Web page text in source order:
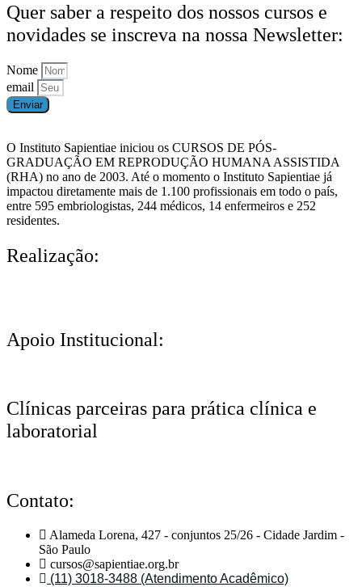
Quer saber a respeito dos nossos cursos e
novidades se inscreva na nossa Newsletter:
Nome
email
Enviar
O Instituto Sapientiae iniciou os CURSOS DE PÓS-
GRADUAÇÃO EM REPRODUÇÃO HUMANA ASSISTIDA
(RHA) no ano de 2003. Até o momento o Instituto Sapientiae já
impactou diretamente mais de 1.100 profissionais em todo o país,
entre 595 embriologistas, 244 médicos, 14 enfermeiros e 252
residentes.
Realização:
Apoio Institucional:
Clínicas parceiras para prática clínica e
laboratorial
Contato:
Alameda Lorena, 427 - conjuntos 25/26 - Cidade Jardim -
São Paulo
cursos@sapientiae.org.br
(11) 3018-3488 (Atendimento Acadêmico)